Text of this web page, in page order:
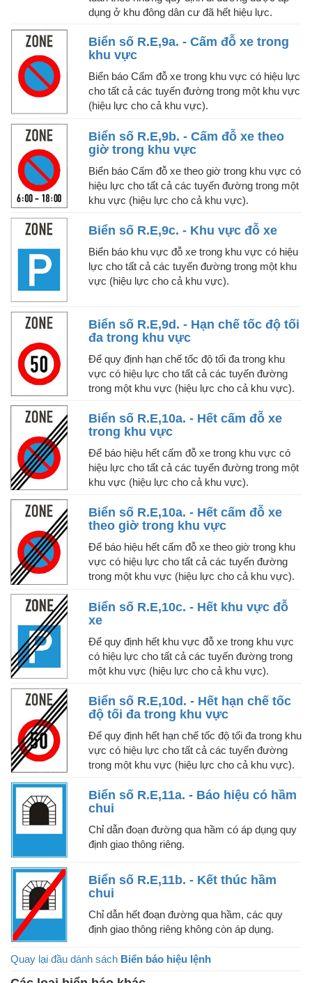
dụng ở khu đông dân cư đã hết hiệu lực.
Biển số R.E,9a. - Cấm đỗ xe trong
khu vực
Biển báo Cấm đỗ xe trong khu vực có hiệu lực
cho tất cả các tuyến đường trong một khu vực
(hiệu lực cho cả khu vực).
Biển số R.E,9b. - Cấm đỗ xe theo
giờ trong khu vực
Biển báo Cấm đỗ xe theo giờ trong khu vực có
hiệu lực cho tất cả các tuyến đường trong một
khu vực (hiệu lực cho cả khu vực).
Biển số R.E,9c. - Khu vực đỗ xe
Biển báo khu vực đỗ xe trong khu vực có hiệu
lực cho tất cả các tuyến đường trong một khu
vực (hiệu lực cho cả khu vực).
Biển số R.E,9d. - Hạn chế tốc độ tối
đa trong khu vực
Để quy định hạn chế tốc độ tối đa trong khu
vực có hiệu lực cho tất cả các tuyến đường
trong một khu vực (hiệu lực cho cả khu vực).
Biển số R.E,10a. - Hết cấm đỗ xe
trong khu vực
Để báo hiệu hết cấm đỗ xe trong khu vực có
hiệu lực cho tất cả các tuyến đường trong một
khu vực (hiệu lực cho cả khu vực).
Biển số R.E,10a. - Hết cấm đỗ xe
theo giờ trong khu vực
Để báo hiệu hết cấm đỗ xe theo giờ trong khu
vực có hiệu lực cho tất cả các tuyến đường
trong một khu vực (hiệu lực cho cả khu vực).
Biển số R.E,10c. - Hết khu vực đỗ
xe
Để quy định hết khu vực đỗ xe trong khu vực
có hiệu lực cho tất cả các tuyến đường trong
một khu vực (hiệu lực cho cả khu vực).
Biển số R.E,10d. - Hết hạn chế tốc
độ tối đa trong khu vực
Để quy định hết hạn chế tốc độ tối đa trong khu
vực có hiệu lực cho tất cả các tuyến đường
trong một khu vực (hiệu lực cho cả khu vực).
Biển số R.E,11a. - Báo hiệu có hầm
chui
Chỉ dẫn đoạn đường qua hầm có áp dụng quy
định giao thông riêng.
Biển số R.E,11b. - Kết thúc hầm
chui
Chỉ dẫn hết đoạn đường qua hầm, các quy
định giao thông riêng không còn áp dụng.
Quay lại đầu dánh sách Biển báo hiệu lệnh